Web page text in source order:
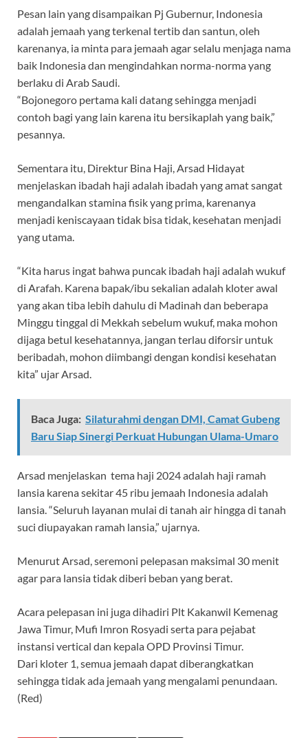
Pesan lain yang disampaikan Pj Gubernur, Indonesia
adalah jemaah yang terkenal tertib dan santun, oleh
karenanya, ia minta para jemaah agar selalu menjaga nama
baik Indonesia dan mengindahkan norma-norma yang
berlaku di Arab Saudi.
“Bojonegoro pertama kali datang sehingga menjadi
contoh bagi yang lain karena itu bersikaplah yang baik,”
pesannya.
Sementara itu, Direktur Bina Haji, Arsad Hidayat
menjelaskan ibadah haji adalah ibadah yang amat sangat
mengandalkan stamina fisik yang prima, karenanya
menjadi keniscayaan tidak bisa tidak, kesehatan menjadi
yang utama.
“Kita harus ingat bahwa puncak ibadah haji adalah wukuf
di Arafah. Karena bapak/ibu sekalian adalah kloter awal
yang akan tiba lebih dahulu di Madinah dan beberapa
Minggu tinggal di Mekkah sebelum wukuf, maka mohon
dijaga betul kesehatannya, jangan terlau diforsir untuk
beribadah, mohon diimbangi dengan kondisi kesehatan
kita” ujar Arsad.
Baca Juga: Silaturahmi dengan DMI, Camat Gubeng
Baru Siap Sinergi Perkuat Hubungan Ulama-Umaro
Arsad menjelaskan tema haji 2024 adalah haji ramah
lansia karena sekitar 45 ribu jemaah Indonesia adalah
lansia. “Seluruh layanan mulai di tanah air hingga di tanah
suci diupayakan ramah lansia,” ujarnya.
Menurut Arsad, seremoni pelepasan maksimal 30 menit
agar para lansia tidak diberi beban yang berat.
Acara pelepasan ini juga dihadiri Plt Kakanwil Kemenag
Jawa Timur, Mufi Imron Rosyadi serta para pejabat
instansi vertical dan kepala OPD Provinsi Timur.
Dari kloter 1, semua jemaah dapat diberangkatkan
sehingga tidak ada jemaah yang mengalami penundaan.
(Red)